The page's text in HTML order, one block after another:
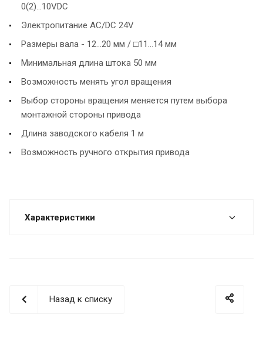
0(2)...10VDC
Электропитание AC/DC 24V
Размеры вала - 12...20 мм / □11...14 мм
Минимальная длина штока 50 мм
Возможность менять угол вращения
Выбор стороны вращения меняется путем выбора
монтажной стороны привода
Длина заводского кабеля 1 м
Возможность ручного открытия привода
Характеристики
Назад к списку